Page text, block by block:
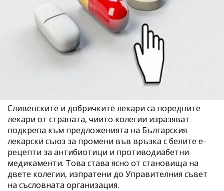
Сливенските и добричките лекари са поредните
лекари от страната, чиито колегии изразяват
подкрепа към предложенията на Българския
лекарски съюз за промени във връзка с белите е-
рецепти за антибиотици и противодиабетни
медикаменти. Това става ясно от становища на
двете колегии, изпратени до Управителния съвет
на съсловната организация.